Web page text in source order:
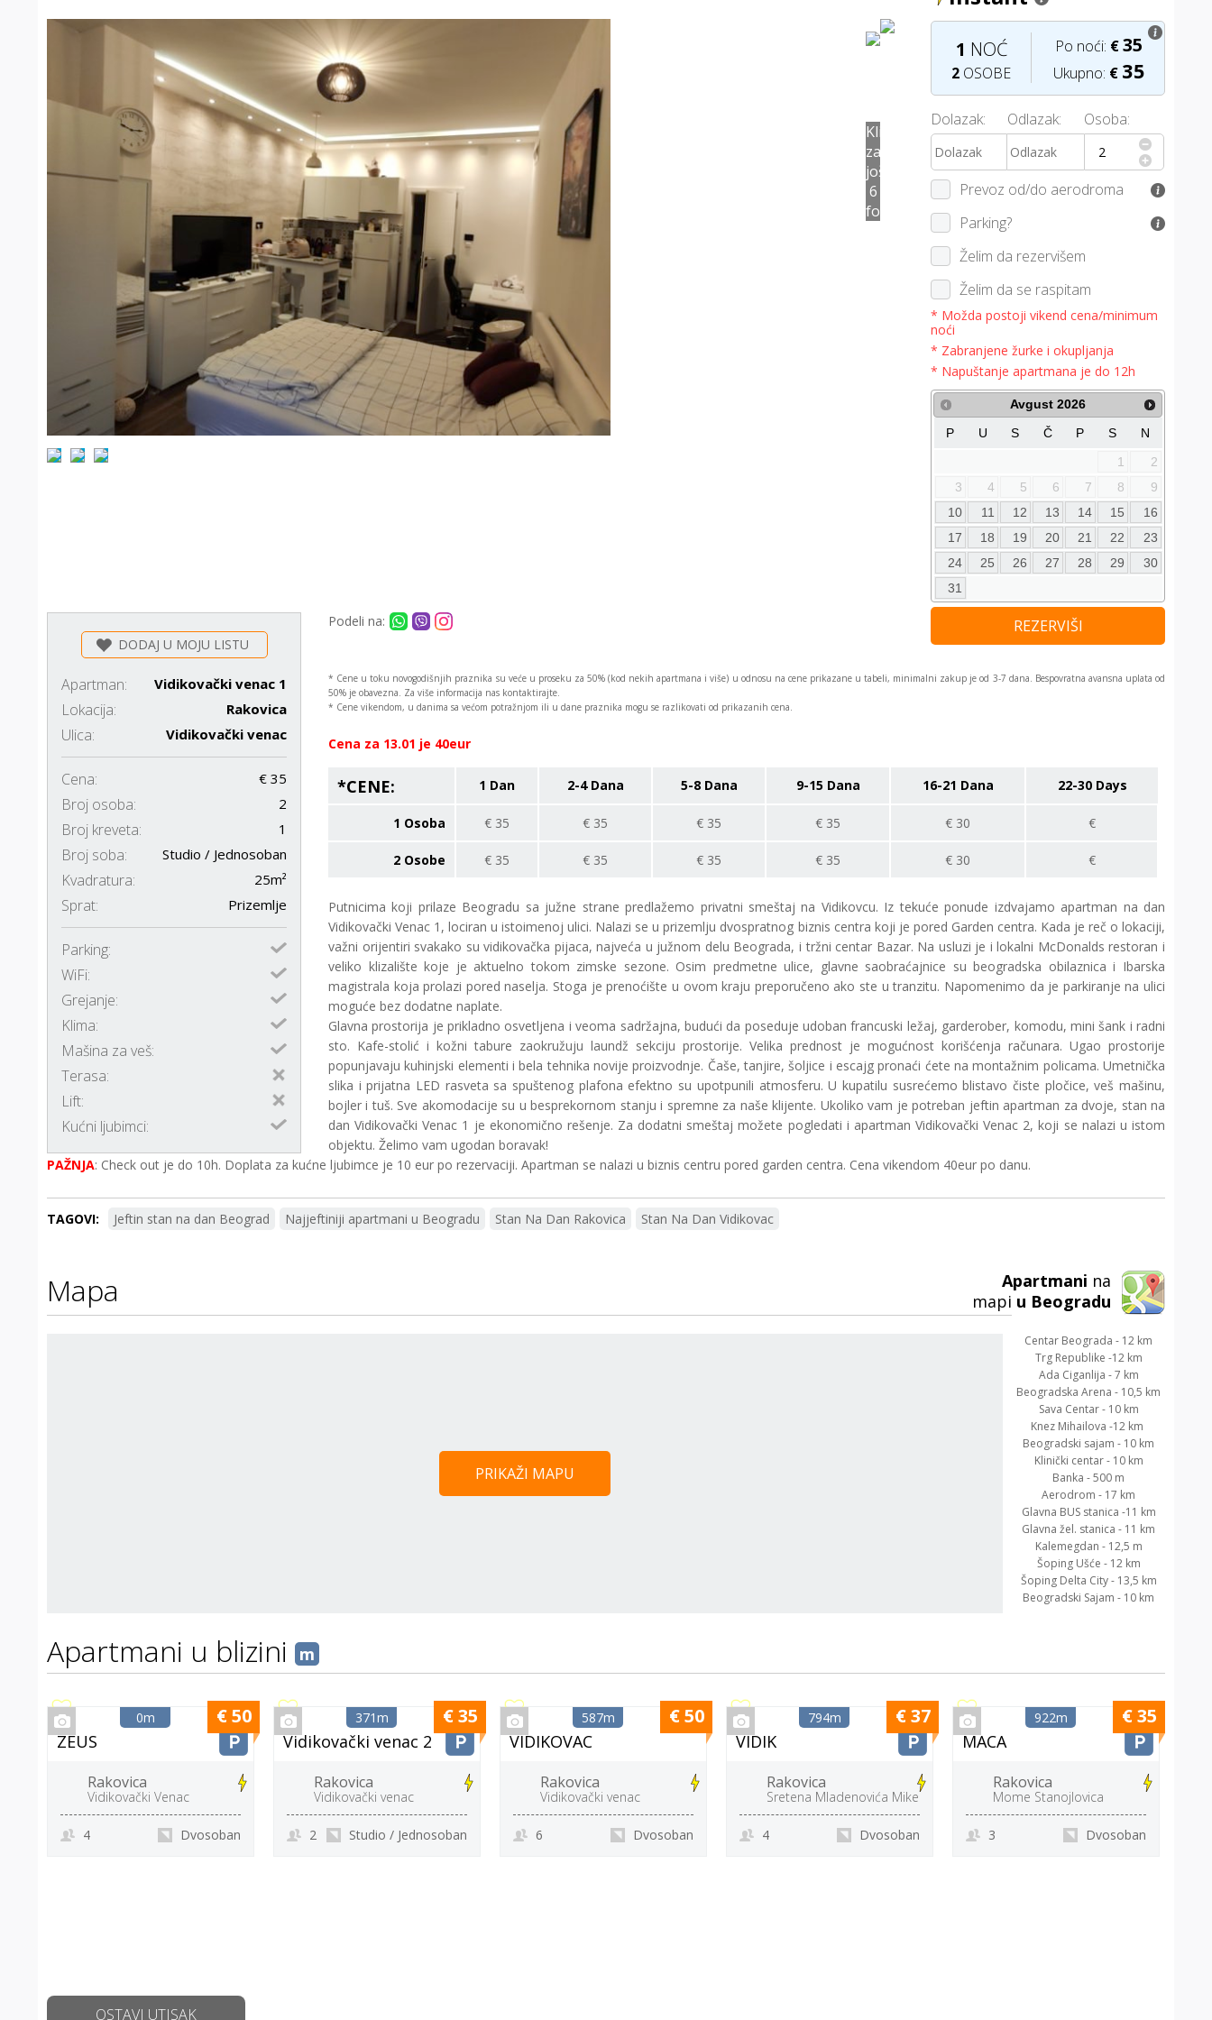
Po noći: €35
Ukupno: € 35
1 NOĆ
2 OSOBE
Dolazak: Odlazak: Osoba:
Prevoz od/do aerodroma
Parking?
Želim da rezervišem
Želim da se raspitam
* Možda postoji vikend cena/minimum
noći
* Zabranjene žurke i okupljanja
* Napuštanje apartmana je do 12h
Avgust 2026
P
U S Č P S
N
1
2
3
4 5 6 7 8
9
10
11 12 13 14 15
16
17
18 19 20 21 22
23
24
25 26 27 28 29
30
31
REZERVIŠI
Klikni
za
još
6
fotografija
DODAJ U MOJU LISTU
Apartman: Vidikovački venac 1
Lokacija: Rakovica
Ulica: Vidikovački venac
Cena: € 35
Broj osoba: 2
Broj kreveta: 1
Broj soba: Studio / Jednosoban
Kvadratura: 25m²
Sprat: Prizemlje
Parking:
WiFi:
Grejanje:
Klima:
Mašina za veš:
Terasa:
Lift:
Kućni ljubimci:
Podeli na:
* Cene u toku novogodišnjih praznika su veće u proseku za 50% (kod nekih apartmana i više) u odnosu na cene prikazane u tabeli, minimalni zakup je od 3-7 dana. Bespovratna avansna uplata od
50% je obavezna. Za više informacija nas kontaktirajte.
* Cene vikendom, u danima sa većom potražnjom ili u dane praznika mogu se razlikovati od prikazanih cena.
Cena za 13.01 je 40eur
*CENE: 1 Dan 2-4 Dana 5-8 Dana 9-15 Dana 16-21 Dana 22-30 Days
1 Osoba € 35 € 35 € 35 € 35 € 30 €
2 Osobe € 35 € 35 € 35 € 35 € 30 €
Putnicima koji prilaze Beogradu sa južne strane predlažemo privatni smeštaj na Vidikovcu. Iz tekuće ponude izdvajamo apartman na dan
Vidikovački Venac 1, lociran u istoimenoj ulici. Nalazi se u prizemlju dvospratnog biznis centra koji je pored Garden centra. Kada je reč o lokaciji,
važni orijentiri svakako su vidikovačka pijaca, najveća u južnom delu Beograda, i tržni centar Bazar. Na usluzi je i lokalni McDonalds restoran i
veliko klizalište koje je aktuelno tokom zimske sezone. Osim predmetne ulice, glavne saobraćajnice su beogradska obilaznica i Ibarska
magistrala koja prolazi pored naselja. Stoga je prenoćište u ovom kraju preporučeno ako ste u tranzitu. Napomenimo da je parkiranje na ulici
moguće bez dodatne naplate.
Glavna prostorija je prikladno osvetljena i veoma sadržajna, budući da poseduje udoban francuski ležaj, garderober, komodu, mini šank i radni
sto. Kafe-stolić i kožni tabure zaokružuju laundž sekciju prostorije. Velika prednost je mogućnost korišćenja računara. Ugao prostorije
popunjavaju kuhinjski elementi i bela tehnika novije proizvodnje. Čaše, tanjire, šoljice i escajg pronaći ćete na montažnim policama. Umetnička
slika i prijatna LED rasveta sa spuštenog plafona efektno su upotpunili atmosferu. U kupatilu susrećemo blistavo čiste pločice, veš mašinu,
bojler i tuš. Sve akomodacije su u besprekornom stanju i spremne za naše klijente. Ukoliko vam je potreban jeftin apartman za dvoje, stan na
dan Vidikovački Venac 1 je ekonomično rešenje. Za dodatni smeštaj možete pogledati i apartman Vidikovački Venac 2, koji se nalazi u istom
objektu. Želimo vam ugodan boravak!
PAŽNJA: Check out je do 10h. Doplata za kućne ljubimce je 10 eur po rezervaciji. Apartman se nalazi u biznis centru pored garden centra. Cena vikendom 40eur po danu.
TAGOVI: Jeftin stan na dan Beograd Najjeftiniji apartmani u Beogradu Stan Na Dan Rakovica Stan Na Dan Vidikovac
Apartmani na
mapi u Beogradu
Mapa
Centar Beograda - 12 km
Trg Republike -12 km
Ada Ciganlija - 7 km
Beogradska Arena - 10,5 km
Sava Centar - 10 km
Knez Mihailova -12 km
Beogradski sajam - 10 km
Klinički centar - 10 km
Banka - 500 m
Aerodrom - 17 km
Glavna BUS stanica -11 km
Glavna žel. stanica - 11 km
Kalemegdan - 12,5 m
Šoping Ušće - 12 km
Šoping Delta City - 13,5 km
Beogradski Sajam - 10 km
PRIKAŽI MAPU
Apartmani u blizini m
0m
ZEUS
Rakovica
Vidikovački Venac
Dvosoban
4
€ 50 371m
Vidikovački venac 2
Rakovica
Vidikovački venac
Studio / Jednosoban
2
€ 35 587m
VIDIKOVAC
Rakovica
Vidikovački venac
Dvosoban
6
€ 50 794m
VIDIK
Rakovica
Sretena Mladenovića Mike
Dvosoban
4
€ 37 922m
MACA
Rakovica
Mome Stanojlovica
Dvosoban
3
€ 35
OSTAVI UTISAK